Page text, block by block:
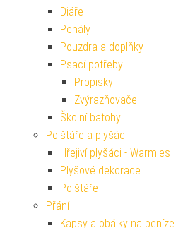
Diáře
Penály
Pouzdra a doplňky
Psací potřeby
Propisky
Zvýrazňovače
Školní batohy
Polštáře a plyšáci
Hřejiví plyšáci - Warmies
Plyšové dekorace
Polštáře
Přání
Kapsy a obálky na peníze